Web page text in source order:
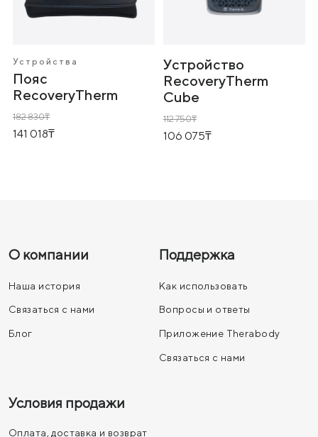
Устройства
Пояс
RecoveryTherm
182 830
141 018
Устройство
RecoveryTherm
Cube
112 750
106 075
О компании
Наша история
Связаться с нами
Блог
Поддержка
Как использовать
Вопросы и ответы
Приложение Therabody
Связаться с нами
Условия продажи
Оплата, доставка и возврат